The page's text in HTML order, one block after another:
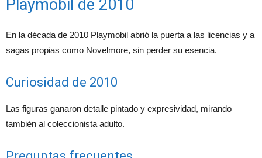
Playmobil de 2010
En la década de 2010 Playmobil abrió la puerta a las licencias y a
sagas propias como Novelmore, sin perder su esencia.
Curiosidad de 2010
Las figuras ganaron detalle pintado y expresividad, mirando
también al coleccionista adulto.